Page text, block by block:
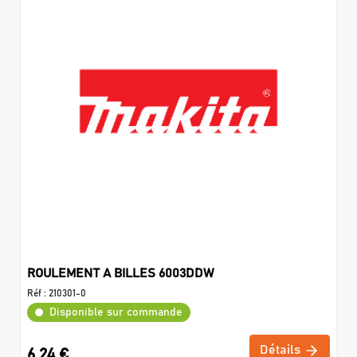
ROULEMENT A BILLES 6003DDW
Réf : 210301-0
Disponible sur commande
Détails